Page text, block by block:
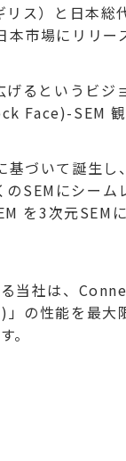
ス）と日本総
市場にリリー
るというビジ
Face)-SEM
づいて誕生し
SEMにシーム
を3次元SEM
当社は、
の性能を最大
。